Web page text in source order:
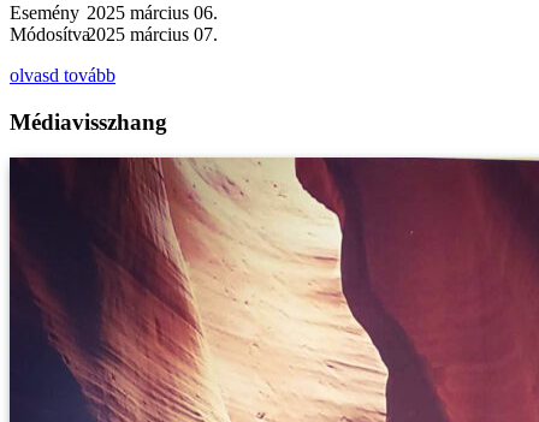
Esemény 2025 március 06.
Módosítva2025 március 07.
olvasd tovább
Médiavisszhang